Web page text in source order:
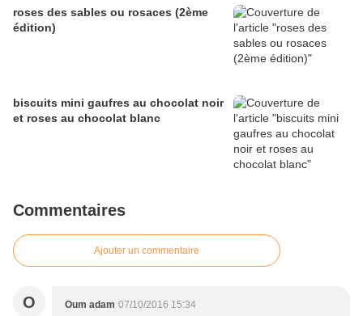
roses des sables ou rosaces (2ème
édition)
biscuits mini gaufres au chocolat noir
et roses au chocolat blanc
Commentaires
Ajouter un commentaire
O Oum adam 07/10/2016 15:34